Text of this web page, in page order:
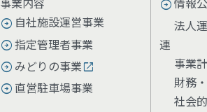
自社施設運営事業
指定管理者事業
みどりの事業
直営駐車場事業
法人
連
事業
財務
社会